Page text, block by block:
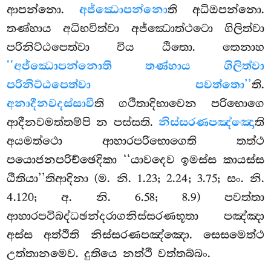
ආපන්නො. අජ්ඣොපන්නොති අධිඔපන්නො.
තණ්හාය අධිභවිත්වා අජ්ඣොත්ථටො ගිලිත්වා
පරිනිට්ඨපෙත්වා විය ඨිතො. තෙනාහ
‘‘අජ්ඣොපන්නොති තණ්හාය ගිලිත්වා
පරිනිට්ඨපෙත්වා පවත්තො’’ති.
අනාදීනවදස්සාවීති ගථිතාදිභාවෙන පරිභොගෙ
ආදීනවමත්තම්පි න පස්සති. නිස්සරණපඤ්ඤොති
අයමත්ථො ආහාරපරිභොගෙති තත්ථ
පයොජනපරිච්ඡෙදිකා ‘‘යාවදෙව ඉමස්ස කායස්ස
ඨිතියා’’තිආදිනා (ම. නි. 1.23; 2.24; 3.75; සං. නි.
4.120; අ. නි. 6.58; 8.9) පවත්තා
ආහාරපටිබද්ධඡන්දරාගනිස්සරණභූතා පඤ්ඤා
අස්ස අත්ථීති නිස්සරණපඤ්ඤො. සෙසමෙත්ථ
උත්තානමෙව. දුතියෙ නත්ථි වත්තබ්බං.